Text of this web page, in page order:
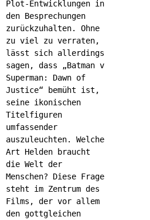
Plot-Entwicklungen in
den Besprechungen
zurückzuhalten. Ohne
zu viel zu verraten,
lässt sich allerdings
sagen, dass „Batman v
Superman: Dawn of
Justice“ bemüht ist,
seine ikonischen
Titelfiguren
umfassender
auszuleuchten. Welche
Art Helden braucht
die Welt der
Menschen? Diese Frage
steht im Zentrum des
Films, der vor allem
den gottgleichen